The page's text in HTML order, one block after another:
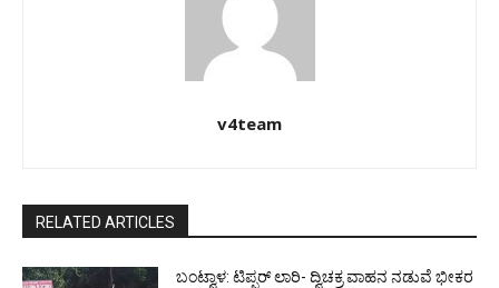
v4team
RELATED ARTICLES
ಬಂಟ್ವಾಳ: ಟಿಪ್ಪರ್ ಲಾರಿ- ದ್ವಿಚಕ್ರ ವಾಹನ ನಡುವೆ ಭೀಕರ